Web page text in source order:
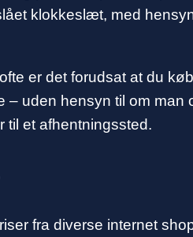
klokkeslæt, med
er det forudsat at du
uden hensyn til om
til et afhentningssted.
fra diverse internet